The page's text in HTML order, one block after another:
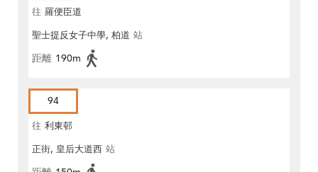
往 羅便臣道
聖士提反女子中學, 柏道 站
距離 190m
94
往 利東邨
正街, 皇后大道西 站